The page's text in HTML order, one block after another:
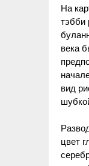
На
тэбби
века
вид
цвет